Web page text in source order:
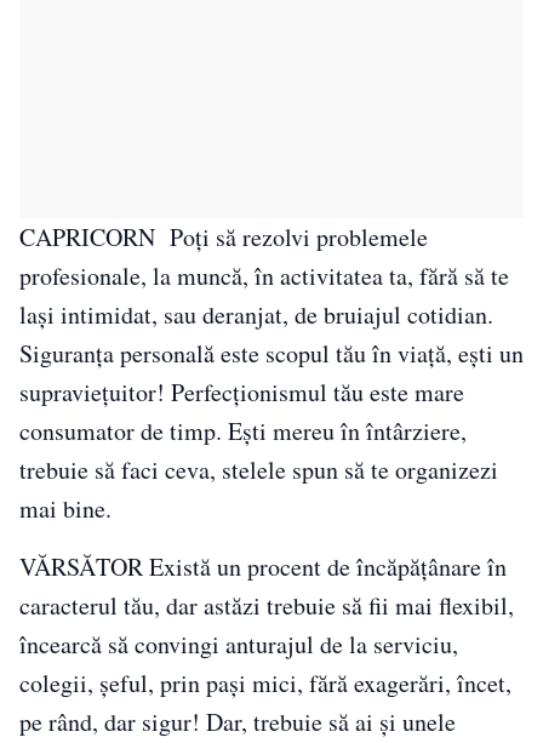
CAPRICORN Poţi să rezolvi problemele
profesionale, la muncă, în activitatea ta, fără să te
laşi intimidat, sau deranjat, de bruiajul cotidian.
Siguranţa personală este scopul tău în viaţă, eşti un
supravieţuitor! Perfecționismul tău este mare
consumator de timp. Ești mereu în întârziere,
trebuie să faci ceva, stelele spun să te organizezi
mai bine.
VĂRSĂTOR Există un procent de încăpăţânare în
caracterul tău, dar astăzi trebuie să fii mai flexibil,
încearcă să convingi anturajul de la serviciu,
colegii, șeful, prin paşi mici, fără exagerări, încet,
pe rând, dar sigur! Dar, trebuie să ai și unele